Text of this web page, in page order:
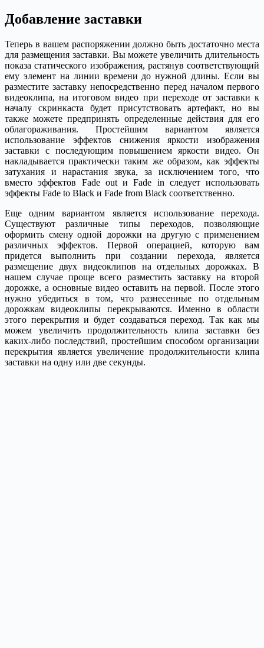
Добавление заставки
Теперь в вашем распоряжении должно быть достаточно места
для размещения заставки. Вы можете увеличить длительность
показа статического изображения, растянув соответствующий
ему элемент на линии времени до нужной длины. Если вы
разместите заставку непосредственно перед началом первого
видеоклипа, на итоговом видео при переходе от заставки к
началу скринкаста будет присутствовать артефакт, но вы
также можете предпринять определенные действия для его
облагораживания. Простейшим вариантом является
использование эффектов снижения яркости изображения
заставки с последующим повышением яркости видео. Он
накладывается практически таким же образом, как эффекты
затухания и нарастания звука, за исключением того, что
вместо эффектов Fade out и Fade in следует использовать
эффекты Fade to Black и Fade from Black соответственно.
Еще одним вариантом является использование перехода.
Существуют различные типы переходов, позволяющие
оформить смену одной дорожки на другую с применением
различных эффектов. Первой операцией, которую вам
придется выполнить при создании перехода, является
размещение двух видеоклипов на отдельных дорожках. В
нашем случае проще всего разместить заставку на второй
дорожке, а основные видео оставить на первой. После этого
нужно убедиться в том, что разнесенные по отдельным
дорожкам видеоклипы перекрываются. Именно в области
этого перекрытия и будет создаваться переход. Так как мы
можем увеличить продолжительность клипа заставки без
каких-либо последствий, простейшим способом организации
перекрытия является увеличение продолжительности клипа
заставки на одну или две секунды.